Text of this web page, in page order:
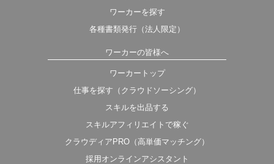
ワーカーを探す
各種書類発行（法人限定）
ワーカーの皆様へ
ワーカートップ
仕事を探す（クラウドソーシング）
スキルを出品する
スキルアフィリエイトで稼ぐ
クラウディアPRO（高単価マッチング）
採用オンラインアシスタント